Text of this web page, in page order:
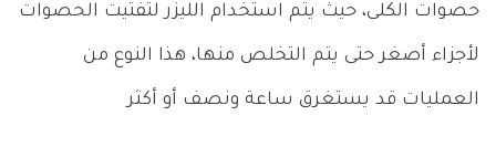
حصوات الكلى، حيث يتم استخدام الليزر لتفتيت الحصوات
لأجزاء أصغر حتى يتم التخلص منها، هذا النوع من
العمليات قد يستغرق ساعة ونصف أو أكثر